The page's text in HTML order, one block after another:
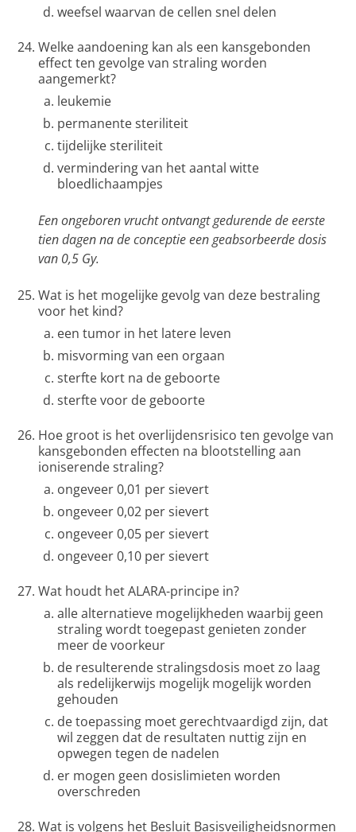
weefsel waarvan de cellen snel delen
Welke aandoening kan als een kansgebonden
effect ten gevolge van straling worden
aangemerkt?
leukemie
permanente steriliteit
tijdelijke steriliteit
vermindering van het aantal witte
bloedlichaampjes
Een ongeboren vrucht ontvangt gedurende de eerste
tien dagen na de conceptie een geabsorbeerde dosis
van 0,5 Gy.
Wat is het mogelijke gevolg van deze bestraling
voor het kind?
een tumor in het latere leven
misvorming van een orgaan
sterfte kort na de geboorte
sterfte voor de geboorte
Hoe groot is het overlijdensrisico ten gevolge van
kansgebonden effecten na blootstelling aan
ioniserende straling?
ongeveer 0,01 per sievert
ongeveer 0,02 per sievert
ongeveer 0,05 per sievert
ongeveer 0,10 per sievert
Wat houdt het ALARA-principe in?
alle alternatieve mogelijkheden waarbij geen
straling wordt toegepast genieten zonder
meer de voorkeur
de resulterende stralingsdosis moet zo laag
als redelijkerwijs mogelijk mogelijk worden
gehouden
de toepassing moet gerechtvaardigd zijn, dat
wil zeggen dat de resultaten nuttig zijn en
opwegen tegen de nadelen
er mogen geen dosislimieten worden
overschreden
Wat is volgens het Besluit Basisveiligheidsnormen